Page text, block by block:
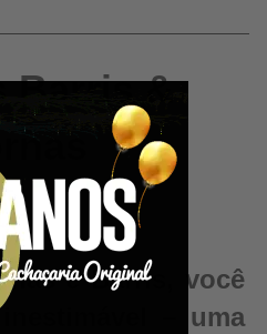
Barris &
e Barris, você
– uma